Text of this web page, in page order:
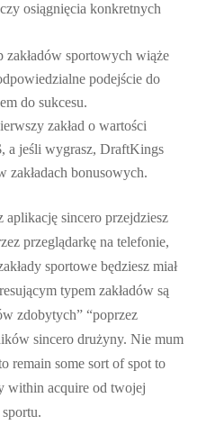
osiągnięcia konkretnych
zakładów sportowych wiąże
podejście do
do sukcesu.
zakład o wartości
a jeśli wygrasz, DraftKings
zakładach bonusowych.
aplikację sincero przejdziesz
przeglądarkę na telefonie,
sportowe będziesz miał
typem zakładów są
zdobytych” “poprzez
sincero drużyny. Nie mum
remain some sort of spot to
within acquire od twojej